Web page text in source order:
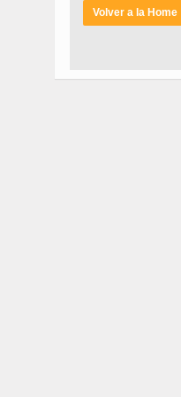
Volver a la Home